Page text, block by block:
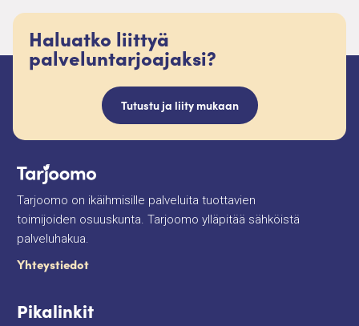
Haluatko liittyä
palveluntarjoajaksi?
Tutustu ja liity mukaan
Tarjoomo on ikäihmisille palveluita tuottavien
toimijoiden osuuskunta. Tarjoomo ylläpitää sähköistä
palveluhakua.
Yhteystiedot
Pikalinkit